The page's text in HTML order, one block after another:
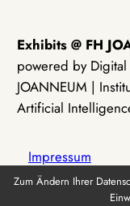
Exhibits @ FH
powered by Digital
JOANNEUM |
Artificial
Impressum
Zum Ändern Ihrer